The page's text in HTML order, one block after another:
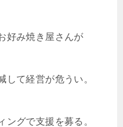
好み焼き屋さんが
して経営が危うい。
ングで支援を募る。